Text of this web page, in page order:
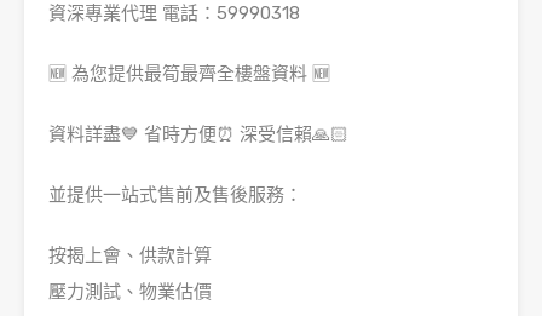
資深專業代理 電話：59990318
🆕 為您提供最筍最齊全樓盤資料 🆕
資料詳盡💙 省時方便⏰ 深受信賴🙏🏻
並提供一站式售前及售後服務：
按揭上會、供款計算
壓力測試、物業估價